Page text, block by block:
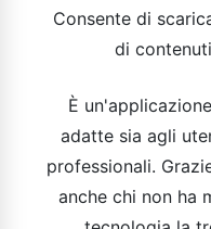
Consente di
di
È
adatte sia agli
professionali.
anche chi non ha